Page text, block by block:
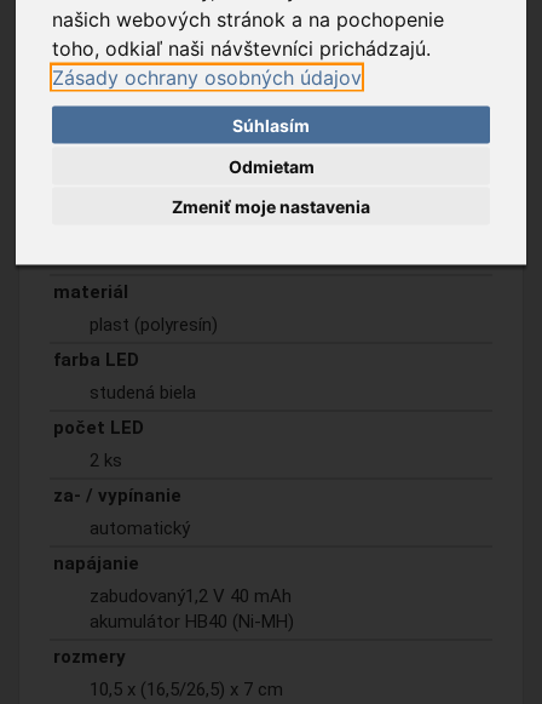
našich webových stránok a na pochopenie
toho, odkiaľ naši návštevníci prichádzajú.
Zásady ochrany osobných údajov
Súhlasím
Odmietam
Zmeniť moje nastavenia
Na stiahnutie
materiál
plast (polyresín)
farba LED
studená biela
počet LED
2 ks
za- / vypínanie
automatický
napájanie
zabudovaný1,2 V 40 mAh
akumulátor HB40 (Ni-MH)
rozmery
10,5 x (16,5/26,5) x 7 cm